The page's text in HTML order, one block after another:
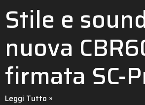
Stile e
nuova
firmata SC-
Leggi Tutto »